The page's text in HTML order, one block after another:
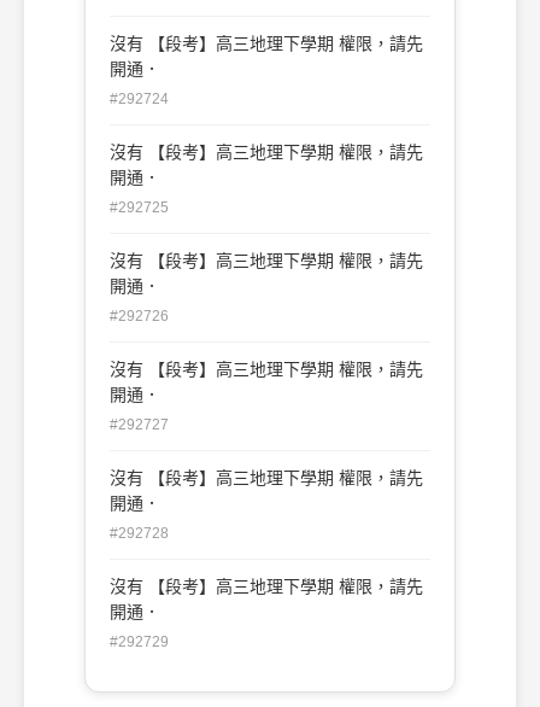
沒有 【段考】高三地理下學期 權限，請先
開通．
#292724
沒有 【段考】高三地理下學期 權限，請先
開通．
#292725
沒有 【段考】高三地理下學期 權限，請先
開通．
#292726
沒有 【段考】高三地理下學期 權限，請先
開通．
#292727
沒有 【段考】高三地理下學期 權限，請先
開通．
#292728
沒有 【段考】高三地理下學期 權限，請先
開通．
#292729